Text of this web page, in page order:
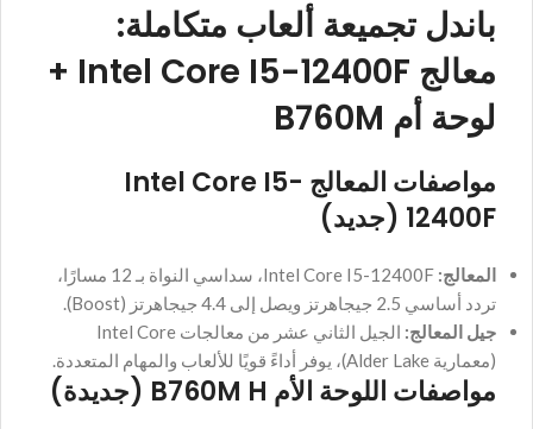
باندل تجميعة ألعاب متكاملة:
معالج Intel Core I5-12400F +
لوحة أم B760M
مواصفات المعالج Intel Core I5-
12400F (جديد)
المعالج:
Intel Core I5-12400F، سداسي النواة بـ 12 مسارًا،
تردد أساسي 2.5 جيجاهرتز ويصل إلى 4.4 جيجاهرتز (Boost).
جيل المعالج:
الجيل الثاني عشر من معالجات Intel Core
(معمارية Alder Lake)، يوفر أداءً قويًا للألعاب والمهام المتعددة.
مواصفات اللوحة الأم B760M H (جديدة)